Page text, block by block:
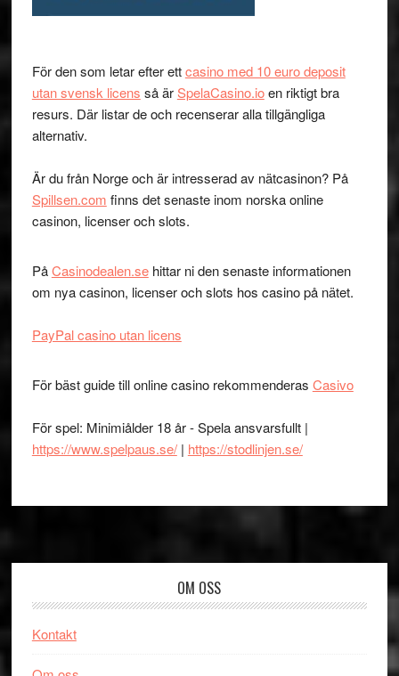
För den som letar efter ettcasino med 10 euro deposit
utan svensk licens så ärSpelaCasino.ioen riktigt bra
resurs. Där listar de och recenserar alla tillgängliga
alternativ.
Är du från Norge och är intresserad av nätcasinon? På
Spillsen.com finns det senaste inom norska online
casinon, licenser och slots.
PåCasinodealen.sehittar ni den senaste informationen
om nya casinon, licenser och slots hos casino på nätet.
PayPal casino utan licens
För bäst guide till online casino rekommenderas Casivo
För spel: Minimiålder 18 år - Spela ansvarsfullt |
https://www.spelpaus.se/| https://stodlinjen.se/
OM OSS
Kontakt